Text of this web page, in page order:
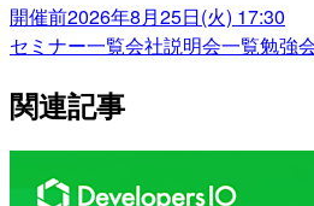
開催前2026年8月25日(火) 17:30
セミナー一覧会社説明会一覧勉強
関連記事